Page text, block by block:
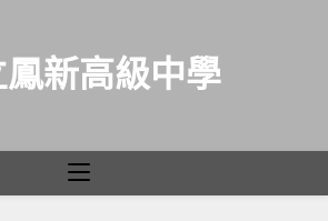
鳳新高級中學